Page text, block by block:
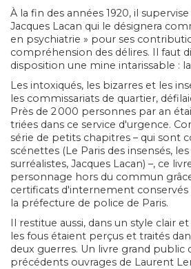
À la fin des années 1920, il
Jacques Lacan qui le désignera
en psychiatrie » pour ses
compréhension des délires. Il faut
disposition une mine intarissable :
Les intoxiqués, les bizarres et les
les commissariats de quartier,
Près de 2 000 personnes par an
triées dans ce service d'urgence.
série de petits chapitres – qui sont
scénettes (Le Paris des insensés,
surréalistes, Jacques Lacan) –, ce
personnage hors du commun
certificats d'internement conservés
la préfecture de police de Paris.
Il restitue aussi, dans un style clair
les fous étaient perçus et traités
deux guerres. Un livre grand public
précédents ouvrages de Laurent